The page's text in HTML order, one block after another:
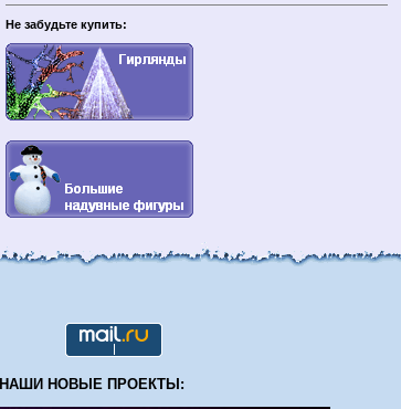
Не забудьте купить:
НАШИ НОВЫЕ ПРОЕКТЫ: